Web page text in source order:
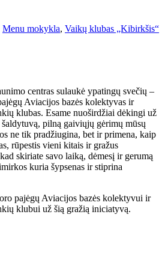
Menu mokykla, Vaikų klubas „Kibirkšis“
centras sulaukė ypatingų svečių –
Aviacijos bazės kolektyvas ir
klubas. Esame nuoširdžiai dėkingi už
pilną gaiviųjų gėrimų mūsų
ne tik pradžiugina, bet ir primena, kaip
rūpestis vieni kitais ir gražus
skiriate savo laiką, dėmesį ir gerumą
kuria šypsenas ir stiprina
pajėgų Aviacijos bazės kolektyvui ir
klubui už šią gražią iniciatyvą.